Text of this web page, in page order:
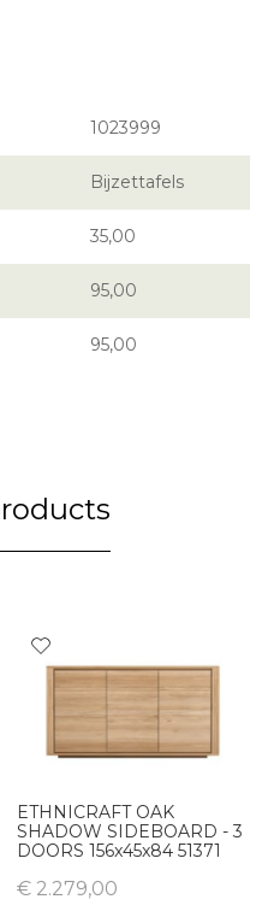
1023999
Bijzettafels
35,00
95,00
95,00
ETHNICRAFT OAK
SHADOW SIDEBOARD - 3
DOORS 156x45x84 51371
€ 2.279,00